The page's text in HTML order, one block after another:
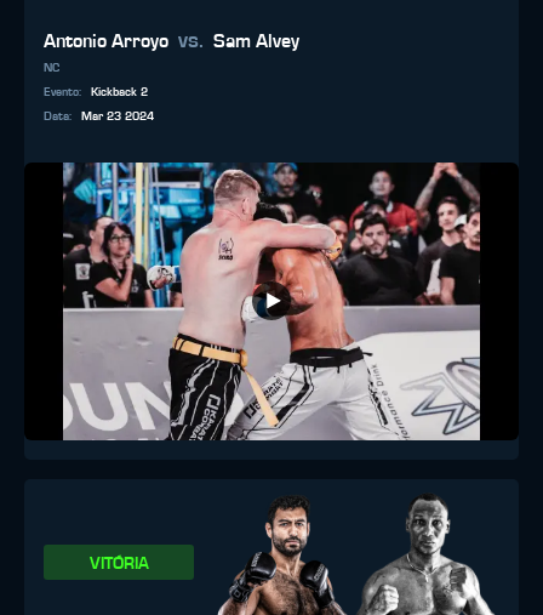
Antonio Arroyo vs. Sam Alvey
NC
Evento:
Kickback 2
Data: Mar 23 2024
VITÓRIA